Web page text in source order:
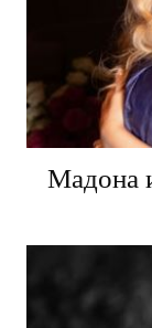
Мадона